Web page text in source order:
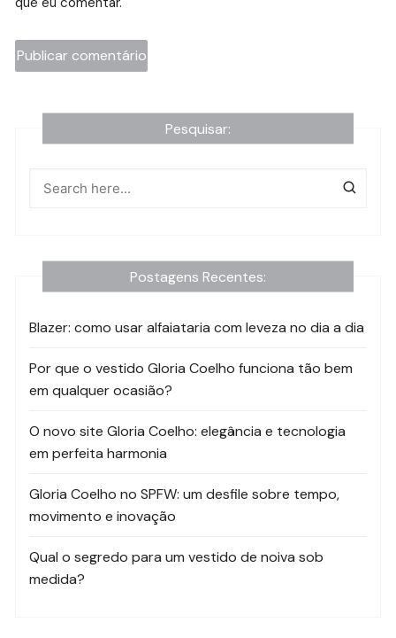
Pesquisar:
Postagens Recentes:
Blazer: como usar alfaiataria com leveza no dia a dia
Por que o vestido Gloria Coelho funciona tão bem
em qualquer ocasião?
O novo site Gloria Coelho: elegância e tecnologia
em perfeita harmonia
Gloria Coelho no SPFW: um desfile sobre tempo,
movimento e inovação
Qual o segredo para um vestido de noiva sob
medida?